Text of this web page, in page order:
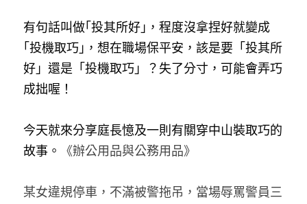
有句話叫做｢投其所好｣，程度沒拿捏好就變成
｢投機取巧｣，想在職場保平安，該是要「投其所
好」還是「投機取巧」？失了分寸，可能會弄巧
成拙喔！
今天就來分享庭長憶及一則有關穿中山裝取巧的
故事。
《辦公用品與公務用品》
某女違規停車，不滿被警拖吊，當場辱罵警員三